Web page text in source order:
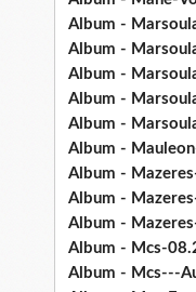
Album -
Album -
Album -
Album -
Album -
Album -
Album -
Album -
Album -
Album - Mcs-
Album - Mcs---